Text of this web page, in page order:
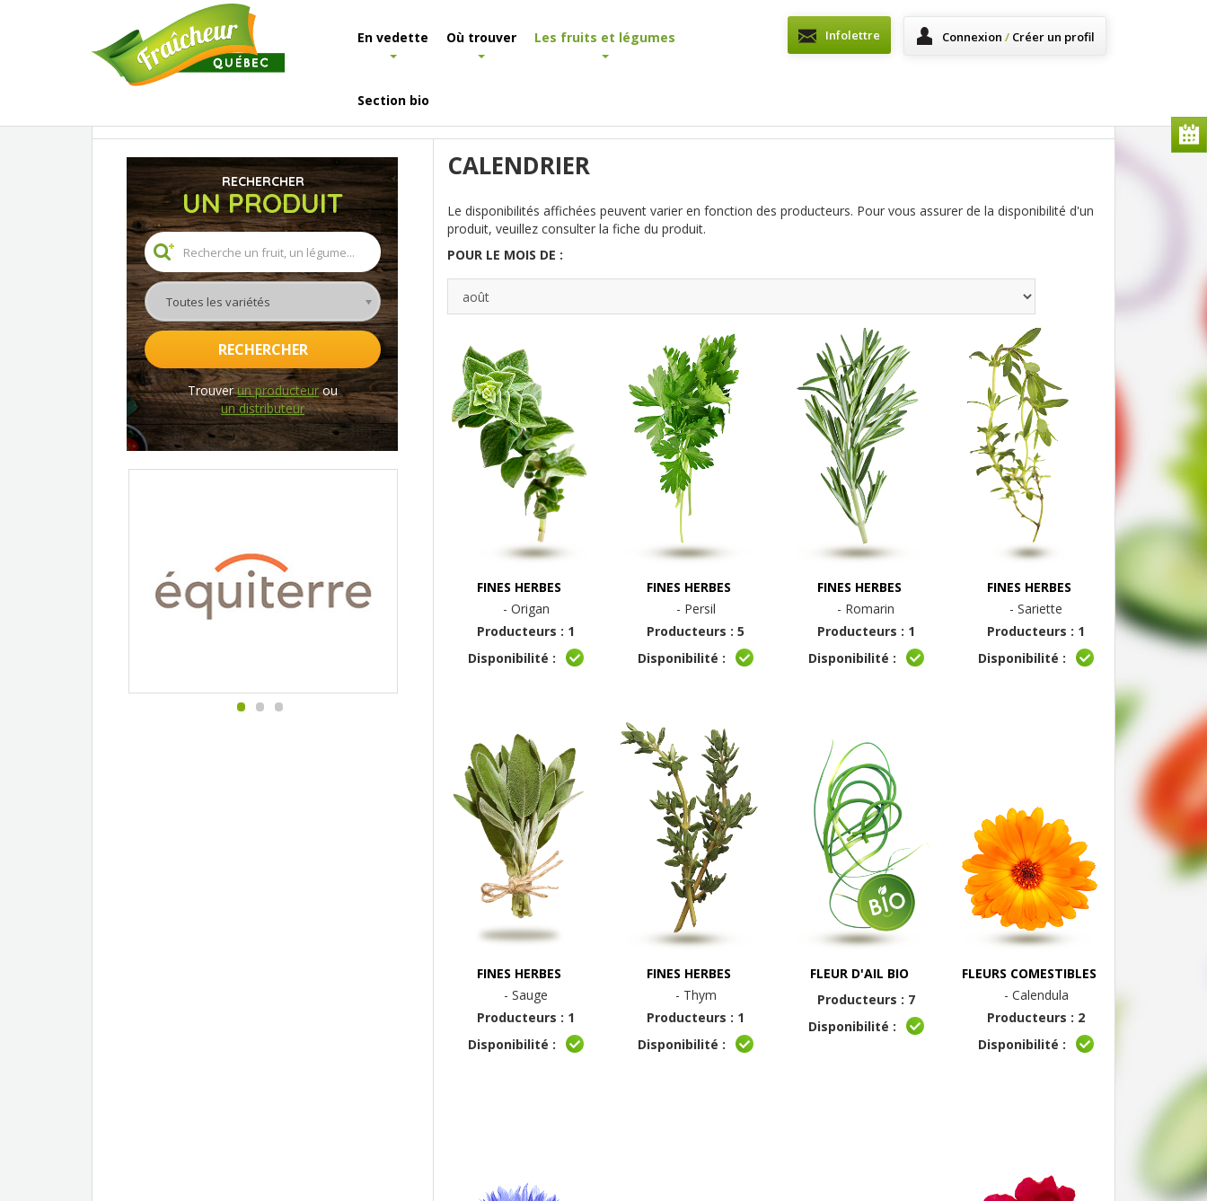
En vedette Où trouver Les fruits et légumes
Section bio
Infolettre Connexion / Créer un profil
RECHERCHER
UN PRODUIT
Toutes les variétés
RECHERCHER
Trouverun producteurou
un distributeur
CALENDRIER
Le disponibilités affichées peuvent varier en fonction des producteurs. Pour vous assurer de la disponibilité d'un
produit, veuillez consulter la fiche du produit.
POUR LE MOIS DE :
FINES HERBES
- Origan
Producteurs : 1
Disponibilité :
FINES HERBES
- Persil
Producteurs : 5
Disponibilité :
FINES HERBES
- Romarin
Producteurs : 1
Disponibilité :
FINES HERBES
- Sariette
Producteurs : 1
Disponibilité :
FINES HERBES
- Sauge
Producteurs : 1
Disponibilité :
FINES HERBES
- Thym
Producteurs : 1
Disponibilité :
FLEUR D'AIL BIO
Producteurs : 7
Disponibilité :
FLEURS COMESTIBLES
- Calendula
Producteurs : 2
Disponibilité :